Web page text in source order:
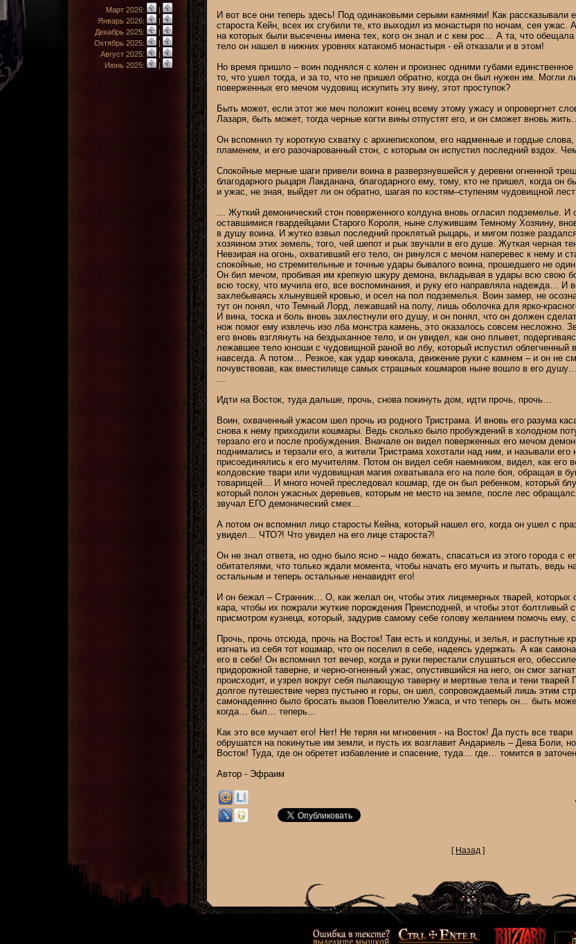
Март 2026:
|
Январь 2026:
|
Декабрь 2025:
|
Октябрь 2025:
|
Август 2025:
|
Июнь 2025:
|
И вот все они теперь здесь! Под одинаковыми серыми камнями! Как рассказывали
староста Кейн, всех их сгубили те, кто выходил из монастыря по ночам, сея ужас.
на которых были высечены имена тех, кого он знал и с кем рос… А та, что обещала
тело он нашел в нижних уровнях катакомб монастыря - ей отказали и в этом!
Но время пришло – воин поднялся с колен и произнес одними губами
то, что ушел тогда, и за то, что не пришел обратно, когда он был нужен им. Могли
поверженных его мечом чудовищ искупить эту вину, этот проступок?
Быть может, если этот же меч положит конец всему этому ужасу и опровергнет
Лазаря, быть может, тогда черные когти вины отпустят его, и он сможет вновь
Он вспомнил ту короткую схватку с архиепископом, его надменные и гордые
пламенем, и его разочарованный стон, с которым он испустил последний вздох.
Спокойные мерные шаги привели воина в разверзнувшейся у деревни огненной
благодарного рыцаря Лакданана, благодарного ему, тому, кто не пришел, когда он
и ужас, не зная, выйдет ли он обратно, шагая по костям–ступеням чудовищной
… Жуткий демонический стон поверженного колдуна вновь огласил подземелье. И
оставшимися гвардейцами Старого Короля, ныне служившим Темному Хозяину,
в душу воина. И жутко взвыл последний проклятый рыцарь, и мигом позже
хозяином этих земель, того, чей шепот и рык звучали в его душе. Жуткая черная
Невзирая на огонь, охвативший его тело, он ринулся с мечом наперевес к нему и
спокойные, но стремительные и точные удары бывалого воина, прошедшего не
Он бил мечом, пробивая им крепкую шкуру демона, вкладывая в удары всю свою
всю тоску, что мучила его, все воспоминания, и руку его направляла надежда… И
захлебываясь хлынувшей кровью, и осел на пол подземелья. Воин замер, не
тут он понял, что Темный Лорд, лежавший на полу, лишь оболочка для ярко-
И вина, тоска и боль вновь захлестнули его душу, и он понял, что он должен
нож помог ему извлечь изо лба монстра камень, это оказалось совсем несложно.
его вновь взглянуть на бездыханное тело, и он увидел, как оно плывет,
лежавшее тело юноши с чудовищной раной во лбу, который испустил облегченный
навсегда. А потом… Резкое, как удар кинжала, движение руки с камнем – и он не
почувствовав, как вместилище самых страшных кошмаров ныне вошло в его душу…
…
Идти на Восток, туда дальше, прочь, снова покинуть дом, идти прочь, прочь…
Воин, охваченный ужасом шел прочь из родного Тристрама. И вновь его разума
снова к нему приходили кошмары. Ведь сколько было пробуждений в холодном
терзало его и после пробуждения. Вначале он видел поверженных его мечом
поднимались и терзали его, а жители Тристрама хохотали над ним, и называли его
присоединялись к его мучителям. Потом он видел себя наемником, видел, как его
колдовские твари или чудовищная магия охватывала его на поле боя, обращая в
товарищей… И много ночей преследовал кошмар, где он был ребенком, который
который полон ужасных деревьев, которым не место на земле, после лес
звучал ЕГО демонический смех…
А потом он вспомнил лицо старосты Кейна, который нашел его, когда он ушел с
увидел… ЧТО?! Что увидел на его лице староста?!
Он не знал ответа, но одно было ясно – надо бежать, спасаться из этого города с
обитателями, что только ждали момента, чтобы начать его мучить и пытать, ведь
остальным и теперь остальные ненавидят его!
И он бежал – Странник… О, как желал он, чтобы этих лицемерных тварей, которых
кара, чтобы их пожрали жуткие порождения Преисподней, и чтобы этот болтливый
присмотром кузнеца, который, задурив самому себе голову желанием помочь ему,
Прочь, прочь отсюда, прочь на Восток! Там есть и колдуны, и зелья, и распутные
изгнать из себя тот кошмар, что он поселил в себе, надеясь удержать. А как
его в себе! Он вспомнил тот вечер, когда и руки перестали слушаться его,
придорожной таверне, и черно-огненный ужас, опустившийся на него, он смог
происходит, и узрел вокруг себя пылающую таверну и мертвые тела и тени
долгое путешествие через пустыню и горы, он шел, сопровождаемый лишь этим
самонадеянно было бросать вызов Повелителю Ужаса, и что теперь он… быть
когда… был… теперь…
Как это все мучает его! Нет! Не теряя ни мгновения - на Восток! Да пусть все
обрушатся на покинутые им земли, и пусть их возглавит Андариель – Дева Боли,
Восток! Туда, где он обретет избавление и спасение, туда… где… томится в
Автор - Эфраим
[ Назад ]